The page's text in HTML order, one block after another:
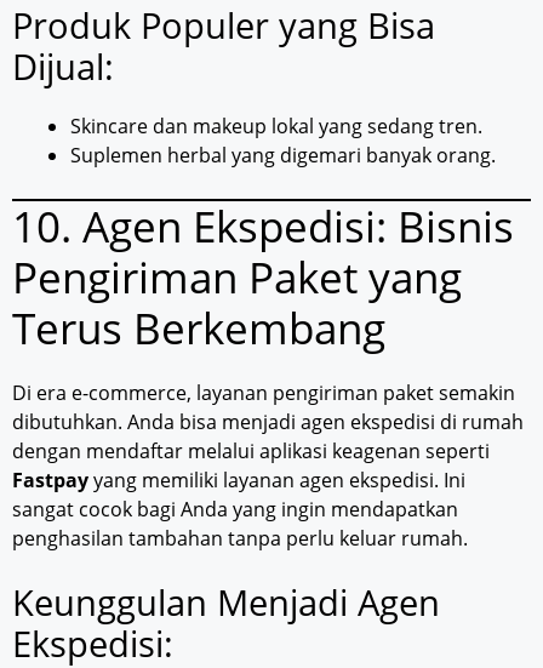
Produk Populer yang Bisa
Dijual:
Skincare dan makeup lokal yang sedang tren.
Suplemen herbal yang digemari banyak orang.
10. Agen Ekspedisi: Bisnis
Pengiriman Paket yang
Terus Berkembang
Di era e-commerce, layanan pengiriman paket semakin
dibutuhkan. Anda bisa menjadi agen ekspedisi di rumah
dengan mendaftar melalui aplikasi keagenan seperti
Fastpayyang memiliki layanan agen ekspedisi. Ini
sangat cocok bagi Anda yang ingin mendapatkan
penghasilan tambahan tanpa perlu keluar rumah.
Keunggulan Menjadi Agen
Ekspedisi: